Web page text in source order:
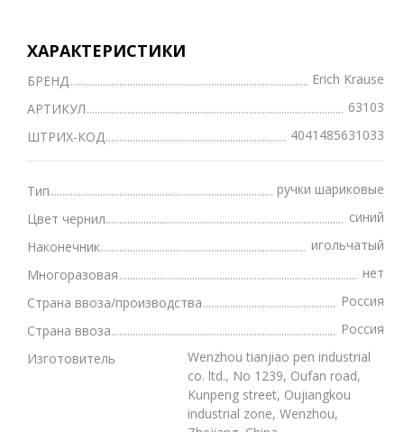
ХАРАКТЕРИСТИКИ
БРЕНД
Erich Krause
АРТИКУЛ
63103
ШТРИХ-КОД
4041485631033
Тип
ручки шариковые
Цвет чернил
синий
Наконечник
игольчатый
Многоразовая
нет
Страна ввоза/производства
Россия
Страна ввоза
Россия
Изготовитель
Wenzhou tianjiao pen industrial
co. ltd., No 1239, Oufan road,
Kunpeng street, Oujiangkou
industrial zone, Wenzhou,